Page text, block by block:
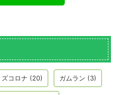
ズコロナ (20) ガムラン (3)